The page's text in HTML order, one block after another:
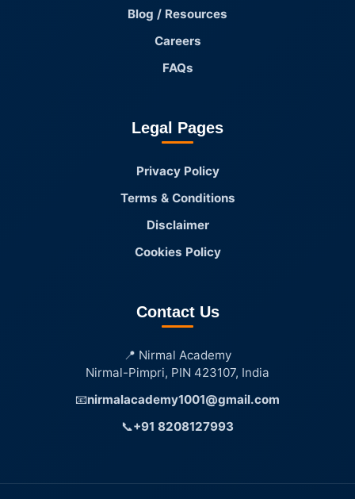
Blog / Resources
Careers
FAQs
Legal Pages
Privacy Policy
Terms & Conditions
Disclaimer
Cookies Policy
Contact Us
📍 Nirmal Academy
Nirmal-Pimpri, PIN 423107, India
📧nirmalacademy1001@gmail.com
📞+91 8208127993